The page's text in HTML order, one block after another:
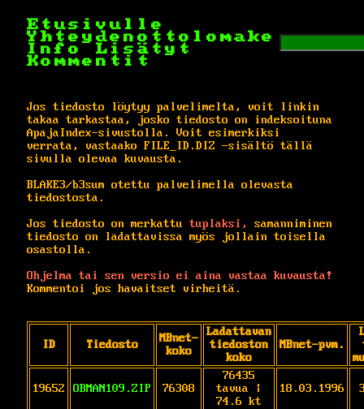
Etusivulle
Yhteydenottolomake
Info
Lisätyt
Kommentit
Jos tiedosto löytyy palvelimelta, voit linkin
takaa tarkastaa, josko tiedosto on indeksoituna
ApajaIndex-sivustolla. Voit esimerkiksi
verrata, vastaako FILE_ID.DIZ -sisältö tällä
sivulla olevaa kuvausta.
BLAKE3/b3sum otettu palvelimella olevasta
tiedostosta.
Jos tiedosto on merkattu tuplaksi,
samanniminen
tiedosto on ladattavissa myös jollain toisella
osastolla.
Ohjelma tai sen versio ei aina vastaa kuvausta!
Kommentoi jos havaitset virheitä.
ID Tiedosto
MBnet-
koko
Ladattavan
tiedoston
koko
MBnet-pvm.
19652 OBMAN109.ZIP 76308
76435
tavua |
74.6 kt
18.03.1996